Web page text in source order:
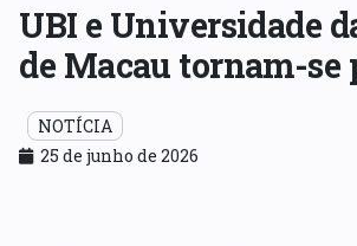
UBI e Universidade
de Macau tornam-se
NOTÍCIA
25 de junho de 2026